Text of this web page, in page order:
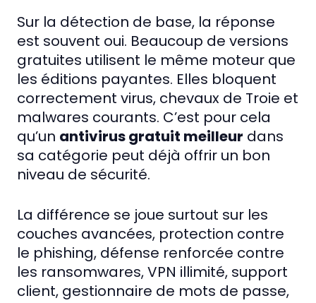
Sur la détection de base, la réponse
est souvent oui. Beaucoup de versions
gratuites utilisent le même moteur que
les éditions payantes. Elles bloquent
correctement virus, chevaux de Troie et
malwares courants. C’est pour cela
qu’un antivirus gratuit meilleur dans
sa catégorie peut déjà offrir un bon
niveau de sécurité.
La différence se joue surtout sur les
couches avancées, protection contre
le phishing, défense renforcée contre
les ransomwares, VPN illimité, support
client, gestionnaire de mots de passe,